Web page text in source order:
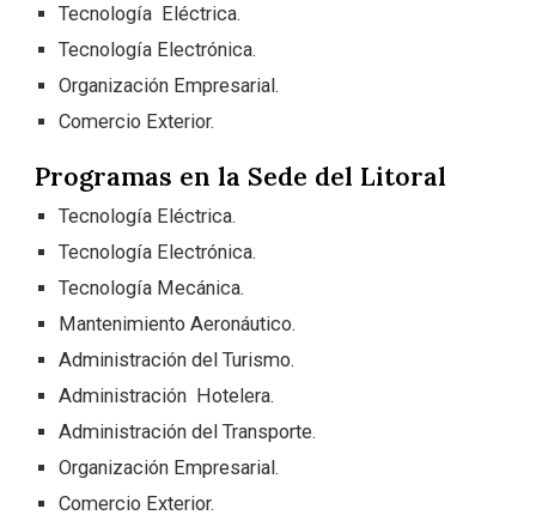
Tecnología Eléctrica.
Tecnología Electrónica.
Organización Empresarial.
Comercio Exterior.
Programas en la Sede del Litoral
Tecnología Eléctrica.
Tecnología Electrónica.
Tecnología Mecánica.
Mantenimiento Aeronáutico.
Administración del Turismo.
Administración Hotelera.
Administración del Transporte.
Organización Empresarial.
Comercio Exterior.